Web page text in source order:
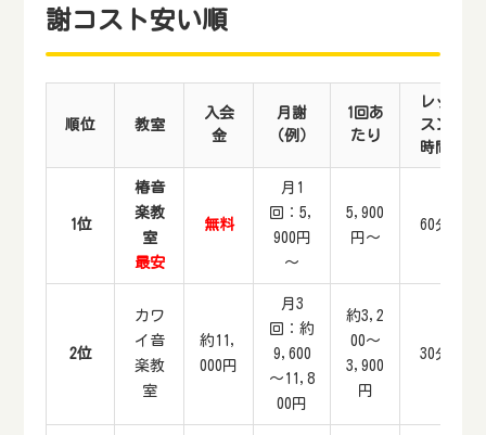
謝コスト安い順
順位 教室
入会
金
月謝
（例）
1回あ
たり
レッ
スン
時間
1位
椿音
楽教
室
最安
無料
月1
回：5,
900円
～
5,900
円～
60分
2位
カワ
イ音
楽教
室
約11,
000円
月3
回：約
9,600
～11,8
00円
約3,2
00～
3,900
円
30分